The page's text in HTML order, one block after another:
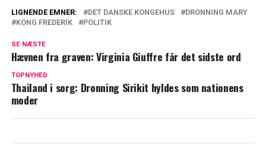
Kongefamilien på sommerferie: Hvad
Forlænger ferien – Nu træder mor i
LIGNENDE EMNER: DET DANSKE KONGEHUS
DRONNING MARY
KONG FREDERIK
POLITIK
SE NÆSTE
Hævnen fra graven: Virginia Giuffre får det sidste ord
TOPNYHED
Thailand i sorg: Dronning Sirikit hyldes som nationens
moder